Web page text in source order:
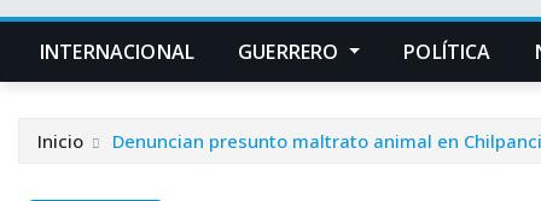
INTERNACIONAL GUERRERO POLÍTICA
Inicio Denuncian presunto maltrato animal en